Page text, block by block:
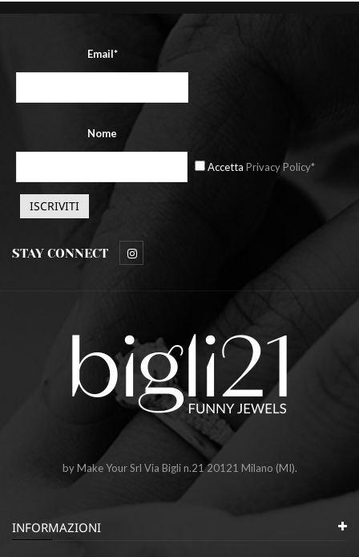
Email*
Nome
Accetta Privacy Policy*
STAY CONNECT
by Make Your Srl Via Bigli n.21 20121 Milano (MI).
INFORMAZIONI